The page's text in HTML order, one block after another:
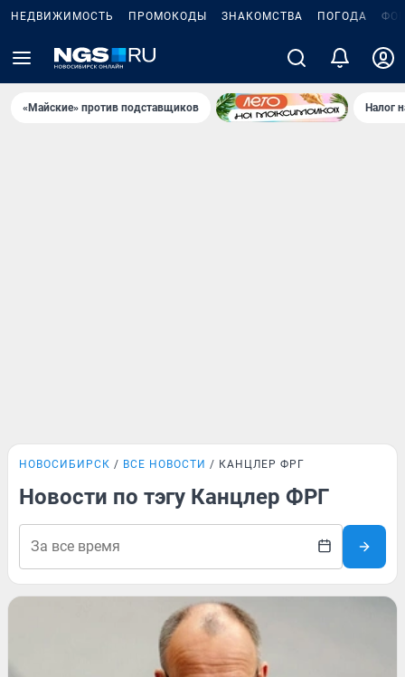
НЕДВИЖИМОСТЬ ПРОМОКОДЫ ЗНАКОМСТВА ПОГОДА
«Майские» против подставщиков Налог
НОВОСИБИРСК ВСЕ НОВОСТИ КАНЦЛЕР ФРГ
Новости по тэгу Канцлер ФРГ